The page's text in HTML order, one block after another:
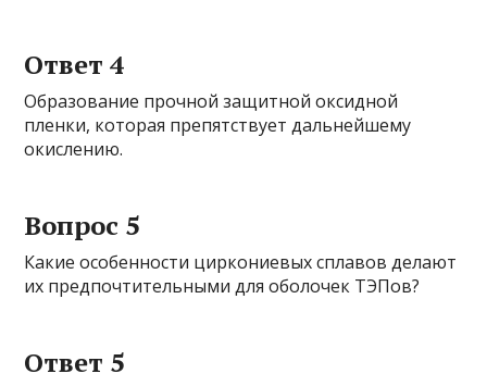
Ответ 4
Образование прочной защитной оксидной
пленки, которая препятствует дальнейшему
окислению.
Вопрос 5
Какие особенности циркониевых сплавов делают
их предпочтительными для оболочек ТЭПов?
Ответ 5